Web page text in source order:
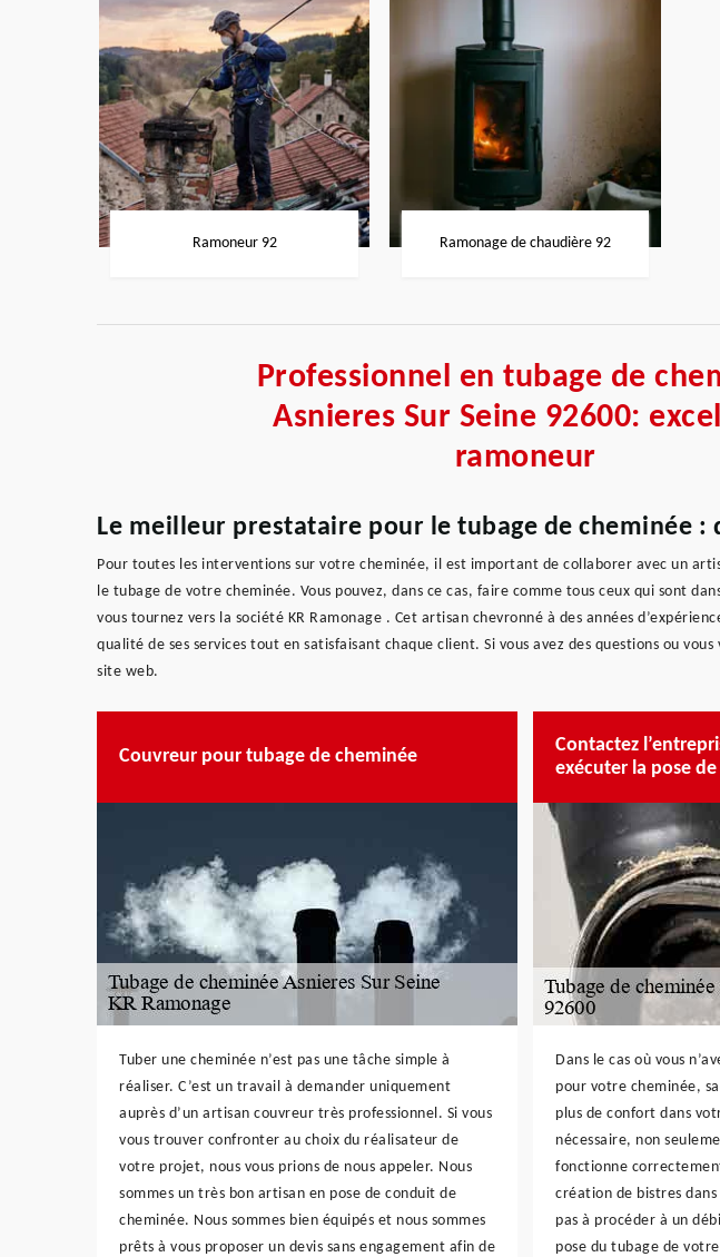
Ramoneur 92 Ramonage de chaudière 92
Professionnel en tubage de
Asnieres Sur Seine 92600:
ramoneur
Le meilleur prestataire pour le tubage de cheminée :
Pour toutes les interventions sur votre cheminée, il est important de collaborer avec un
le tubage de votre cheminée. Vous pouvez, dans ce cas, faire comme tous ceux qui sont
vous tournez vers la société KR Ramonage . Cet artisan chevronné à des années
qualité de ses services tout en satisfaisant chaque client. Si vous avez des questions ou
site web.
Couvreur pour tubage de cheminée
Tuber une cheminée n’est pas une tâche simple à
réaliser. C’est un travail à demander uniquement
auprès d’un artisan couvreur très professionnel. Si vous
vous trouver confronter au choix du réalisateur de
votre projet, nous vous prions de nous appeler. Nous
sommes un très bon artisan en pose de conduit de
cheminée. Nous sommes bien équipés et nous sommes
prêts à vous proposer un devis sans engagement afin de
Contactez
exécuter la pose
Dans le cas où vous
pour votre cheminée,
plus de confort dans
nécessaire, non
fonctionne
création de bistres dans
pas à procéder à un
pose du tubage de